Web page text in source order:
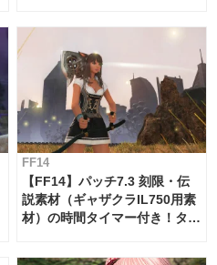
FF14
【FF14】パッチ7.3 刻限・伝
説素材（ギャザクラIL750用素
材）の時間タイマー付き！タイ